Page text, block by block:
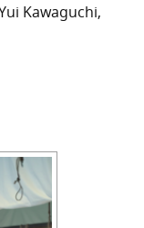
Kawaguchi,